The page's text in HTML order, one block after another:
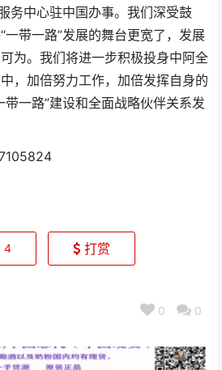
务中心驻中国办事。我们深受鼓
一带一路”发展的舞台更宽了，发展
为。我们将进一步积极投身中阿全
，加倍努力工作，加倍发挥自身的
带一路”建设和全面战略伙伴关系发
4 打赏
0 0